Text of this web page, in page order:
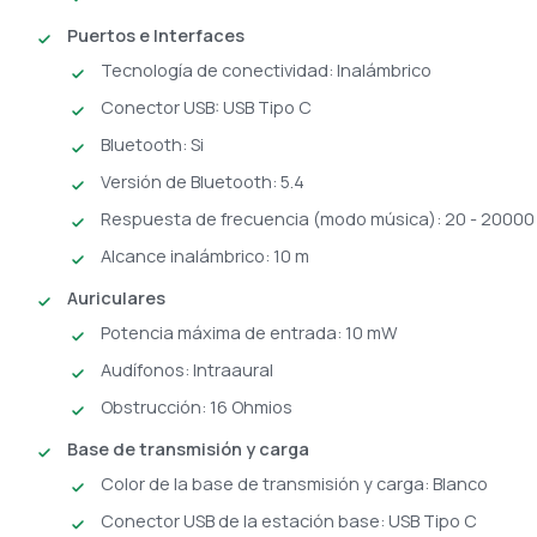
Puertos e Interfaces
Tecnología de conectividad: Inalámbrico
Conector USB: USB Tipo C
Bluetooth: Si
Versión de Bluetooth: 5.4
Respuesta de frecuencia (modo música): 20 -
Alcance inalámbrico: 10 m
Auriculares
Potencia máxima de entrada: 10 mW
Audífonos: Intraaural
Obstrucción: 16 Ohmios
Base de transmisión y carga
Color de la base de transmisión y carga: Blanco
Conector USB de la estación base: USB Tipo C